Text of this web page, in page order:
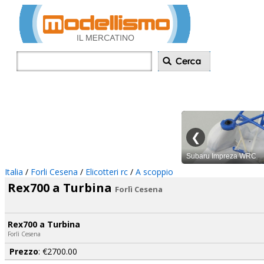
Italia / Forli Cesena / Elicotteri rc / A scoppio
Rex700 a Turbina Forlì Cesena
Rex700 a Turbina
Forlì Cesena
Prezzo: €2700.00